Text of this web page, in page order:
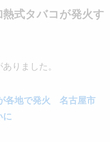
式タバコが発火す
りました。
各地で発火 名古屋市
に